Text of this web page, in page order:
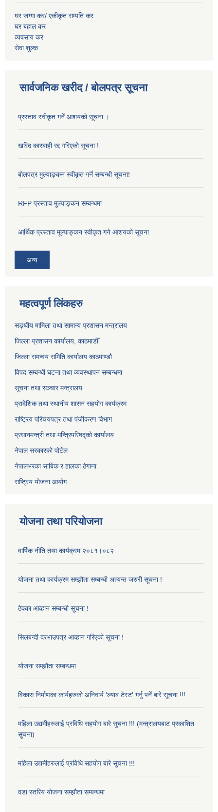
घर जग्गा कर/ एकीकृत सम्पति कर
घर बहाल कर
व्यवसाय कर
सेवा शुल्क
सार्वजनिक खरीद / बोलपत्र सूचना
प्रस्ताव स्वीकृत गर्ने आशयको सूचना ।
खरिद कारबाही रद्द गरिएको सूचना !
बोलपत्र मुल्याङ्कन स्वीकृत गर्ने सम्बन्धी सूचना!
RFP प्रस्ताव मुल्याङ्कन सम्बन्धमा
आर्थिक प्रस्ताव मूल्याङ्कन स्वीकृत गने आशयको सूचना
अन्य
महत्वपूर्ण लिंकहरु
सङ्‍घीय मामिला तथा सामान्य प्रशासन मन्त्रालय
जिल्ला प्रशासन कार्यालय, काठमाडौँ
जिल्ला समन्वय समिति कार्यालय काठमाण्ड‌ौ
विपद सम्बन्धी घटना तथा व्यवस्थापन सम्बन्धमा
सूचना तथा सञ्चार मन्त्रालय
प्रादेशिक तथा स्थानीय शासन सहयोग कार्यक्रम
राष्ट्रिय परिचयपत्र तथा पंजीकरण विभाग
प्रधानमन्त्री तथा मन्त्रिपरिषद्को कार्यालय
नेपाल सरकारको पोर्टल
नेपालभरका साबिक र हालका ठेगाना
राष्ट्रिय योजना आयोग
योजना तथा परियोजना
वार्षिक नीति तथा कार्यक्रम २०८१।०८२
योजना तथा कार्यक्रम सम्झौता सम्बन्धी अत्यन्त जरुरी सूचना !
ठेक्का आव्हान सम्बन्धी सूचना !
सिलबन्दी दरभाउपत्र आव्हान गरिएको सूचना !
योजना सम्झौता सम्बन्धमा
विकास निर्माणका कार्यहरुको अनिवार्य 'ल्याब टेस्ट' गर्नु पर्ने बारे सूचना !!!
महिला उद्यमीहरुलाई प्रविधि सहयोग बारे सुचना !!! (मन्त्रालयबाट प्रकाशित
सुचना)
महिला उद्यमीहरुलाई प्रविधि सहयोग बारे सुचना !!!
वडा स्तरिय योजना सम्झौता सम्बन्धमा